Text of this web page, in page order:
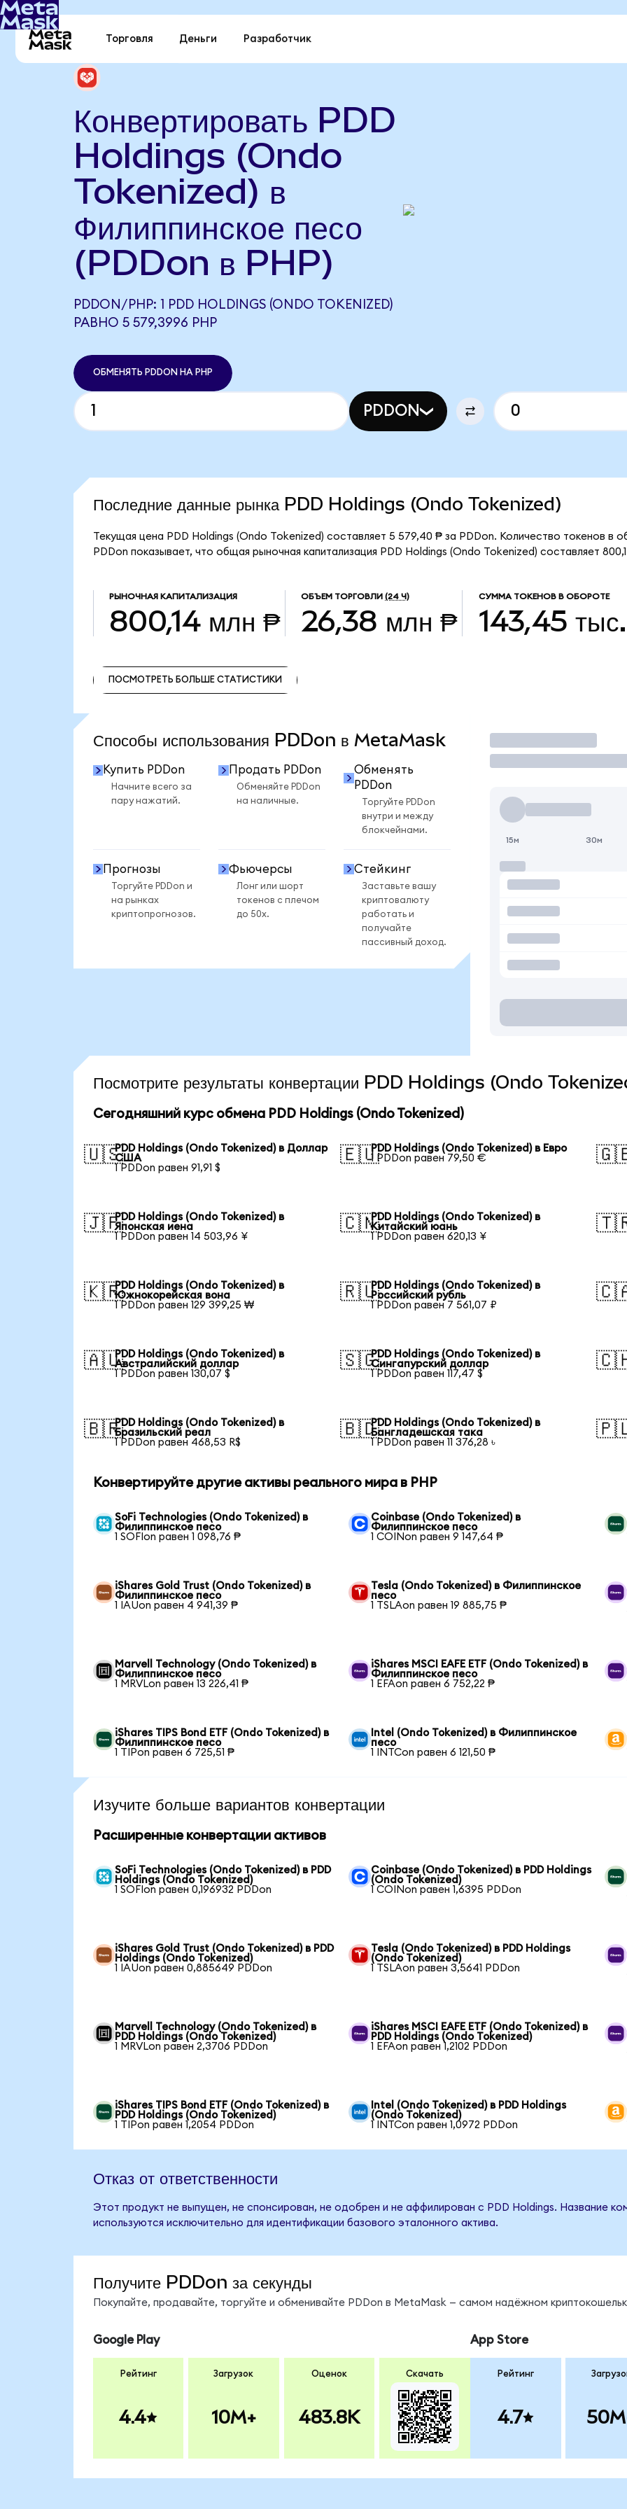
Торговля Деньги Разработчик
Конвертировать PDD
Holdings (Ondo
Tokenized) в
Филиппинское песо
(PDDon в PHP)
PDDON/PHP: 1 PDD HOLDINGS (ONDO TOKENIZED)
РАВНО 5 579,3996 PHP
ОБМЕНЯТЬ PDDON НА PHP
PDDON
Последние данные рынка PDD Holdings (Ondo Tokenized)
Текущая цена PDD Holdings (Ondo Tokenized) составляет 5 579,40 ₱ за PDDon. Количество токенов в
PDDon показывает, что общая рыночная капитализация PDD Holdings (Ondo Tokenized) составляет
РЫНОЧНАЯ КАПИТАЛИЗАЦИЯ
800,14 млн ₱
ОБЪЕМ ТОРГОВЛИ (24 Ч)
26,38 млн ₱
СУММА ТОКЕНОВ В ОБОРОТЕ
143,45 тыс.
ПОСМОТРЕТЬ БОЛЬШЕ СТАТИСТИКИ
Способы использования PDDon в MetaMask
Купить PDDon
Начните всего за
пару нажатий.
Продать PDDon
Обменяйте PDDon
на наличные.
Обменять
PDDon
Торгуйте PDDon
внутри и между
блокчейнами.
Прогнозы
Торгуйте PDDon и
на рынках
криптопрогнозов.
Фьючерсы
Лонг или шорт
токенов с плечом
до 50x.
Стейкинг
Заставьте вашу
криптовалюту
работать и
получайте
пассивный доход.
Торговать
15м 30м
Посмотрите результаты конвертации PDD Holdings (Ondo
Сегодняшний курс обмена PDD Holdings (Ondo Tokenized)
🇺🇸PDD Holdings (Ondo Tokenized) в Доллар
США
1 PDDon равен 91,91 $
🇪🇺PDD Holdings (Ondo Tokenized) в Евро
1 PDDon равен 79,50 €
🇯🇵PDD Holdings (Ondo Tokenized) в
Японская иена
1 PDDon равен 14 503,96 ¥
🇨🇳PDD Holdings (Ondo Tokenized) в
Китайский юань
1 PDDon равен 620,13 ¥
🇰🇷PDD Holdings (Ondo Tokenized) в
Южнокорейская вона
1 PDDon равен 129 399,25 ₩
🇷🇺PDD Holdings (Ondo Tokenized) в
Российский рубль
1 PDDon равен 7 561,07 ₽
🇦🇺PDD Holdings (Ondo Tokenized) в
Австралийский доллар
1 PDDon равен 130,07 $
🇸🇬PDD Holdings (Ondo Tokenized) в
Сингапурский доллар
1 PDDon равен 117,47 $
🇧🇷PDD Holdings (Ondo Tokenized) в
Бразильский реал
1 PDDon равен 468,53 R$
🇧🇩PDD Holdings (Ondo Tokenized) в
Бангладешская така
1 PDDon равен 11 376,28 ৳
Конвертируйте другие активы реального мира в PHP
SoFi Technologies (Ondo Tokenized) в
Филиппинское песо
1 SOFIon равен 1 098,76 ₱
Coinbase (Ondo Tokenized) в
Филиппинское песо
1 COINon равен 9 147,64 ₱
iShares Gold Trust (Ondo Tokenized) в
Филиппинское песо
1 IAUon равен 4 941,39 ₱
Tesla (Ondo Tokenized) в Филиппинское
песо
1 TSLAon равен 19 885,75 ₱
Marvell Technology (Ondo Tokenized) в
Филиппинское песо
1 MRVLon равен 13 226,41 ₱
iShares MSCI EAFE ETF (Ondo Tokenized) в
Филиппинское песо
1 EFAon равен 6 752,22 ₱
iShares TIPS Bond ETF (Ondo Tokenized) в
Филиппинское песо
1 TIPon равен 6 725,51 ₱
Intel (Ondo Tokenized) в Филиппинское
песо
1 INTCon равен 6 121,50 ₱
Изучите больше вариантов конвертации
Расширенные конвертации активов
SoFi Technologies (Ondo Tokenized) в PDD
Holdings (Ondo Tokenized)
1 SOFIon равен 0,196932 PDDon
Coinbase (Ondo Tokenized) в PDD Holdings
(Ondo Tokenized)
1 COINon равен 1,6395 PDDon
iShares Gold Trust (Ondo Tokenized) в PDD
Holdings (Ondo Tokenized)
1 IAUon равен 0,885649 PDDon
Tesla (Ondo Tokenized) в PDD Holdings
(Ondo Tokenized)
1 TSLAon равен 3,5641 PDDon
Marvell Technology (Ondo Tokenized) в
PDD Holdings (Ondo Tokenized)
1 MRVLon равен 2,3706 PDDon
iShares MSCI EAFE ETF (Ondo Tokenized) в
PDD Holdings (Ondo Tokenized)
1 EFAon равен 1,2102 PDDon
iShares TIPS Bond ETF (Ondo Tokenized) в
PDD Holdings (Ondo Tokenized)
1 TIPon равен 1,2054 PDDon
Intel (Ondo Tokenized) в PDD Holdings
(Ondo Tokenized)
1 INTCon равен 1,0972 PDDon
Отказ от ответственности
Этот продукт не выпущен, не спонсирован, не одобрен и не аффилирован с PDD Holdings. Название
используются исключительно для идентификации базового эталонного актива.
Получите PDDon за секунды
Покупайте, продавайте, торгуйте и обменивайте PDDon в MetaMask — самом надёжном
Google Play
Рейтинг
4.4
Загрузок
10M+
Оценок
483.8K
Скачать
App Store
Рейтинг
4.7